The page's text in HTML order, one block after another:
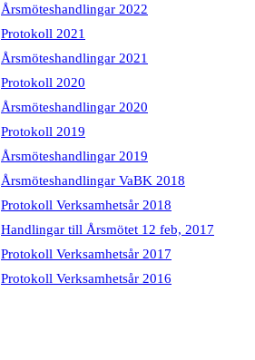
Årsmöteshandlingar 2022
Protokoll 2021
Årsmöteshandlingar 2021
Protokoll 2020
Årsmöteshandlingar 2020
Protokoll 2019
Årsmöteshandlingar 2019
Årsmöteshandlingar VaBK 2018
Protokoll Verksamhetsår 2018
Handlingar till Årsmötet 12 feb, 2017
Protokoll Verksamhetsår 2017
Protokoll Verksamhetsår 2016